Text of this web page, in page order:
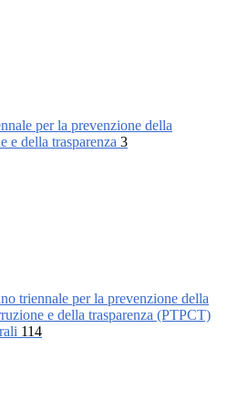
per la prevenzione della
e della trasparenza 3
triennale per la prevenzione della
e della trasparenza (PTPCT)
114